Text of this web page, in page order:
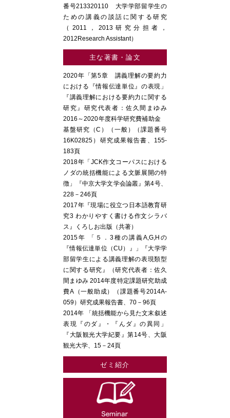
番号213320110 大学学部留学生の
ための講義の談話に関する研究
（2011，2013研究分担者，
2012Research Assistant）
主な著書・論文
2020年「第5章 講義理解の要約力
における『情報伝達単位』の表現」
『講義理解における要約力に関する
研究』研究代表者：佐久間まゆみ
2016～2020年度科学研究費補助金
基盤研究（C）（一般）（課題番号
16K02825）研究成果報告書、155-
183頁
2018年「JCK作文コーパスにおける
ノダの統括機能による文脈展開の特
徴」『中京大学文学会論叢』第4号、
228－246頁
2017年『現場に役立つ日本語教育研
究3 わかりやすく書ける作文シラバ
ス』くろしお出版（共著）
2015年 「５．3種の講義A,G,Hの
『情報伝達単位（CU）』」『大学学
部留学生による講義理解の表現類型
に関する研究』（研究代表者：佐久
間まゆみ 2014年度特定課題研究助成
費A（一般助成）（課題番号2014A-
059）研究成果報告書、70－96頁
2014年 「統括機能から見た文末叙述
表現『のダ』・『んダ』の異同」
『大阪観光大学紀要』第14号、大阪
観光大学、15－24頁
ゼミ紹介